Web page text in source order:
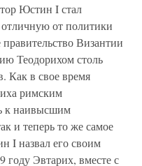
Юстин I стал
от политики
Византии
Теодорихом столь
Как в свое время
римским
к наивысшим
и теперь то же самое
I назвал его своим
Эвтарих, вместе с